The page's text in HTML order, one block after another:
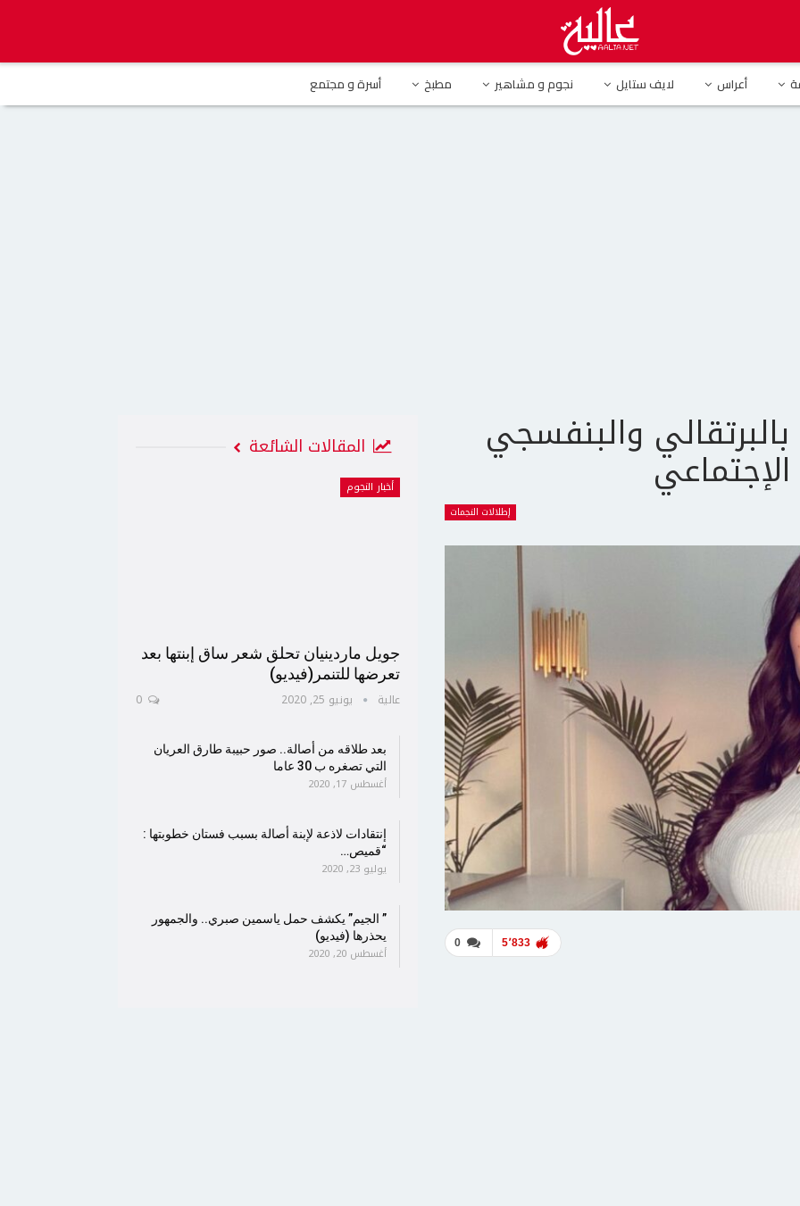
أعراس لايف ستايل نجوم و مشاهير مطبخ أسرة و مجتمع
والبنفسجي حديث مواقع التواصل الإجتماعي
والبنفسجي
إطلالات النجمات
0 5٬833
المقالات الشائعة
أخبار النجوم
جويل ماردينيان تحلق شعر ساق إبنتها بعد
تعرضها للتنمر(فيديو)
عالية يونيو 25, 2020
بعد طلاقه من أصالة.. صور حبيبة طارق العريان
التي تصغره ب 30 عاما
أغسطس 17, 2020
إنتقادات لاذعة لإبنة أصالة بسبب فستان خطوبتها :
“قميص…
يوليو 23, 2020
” الجيم” يكشف حمل ياسمين صبري.. والجمهور
يحذرها (فيديو)
أغسطس 20, 2020